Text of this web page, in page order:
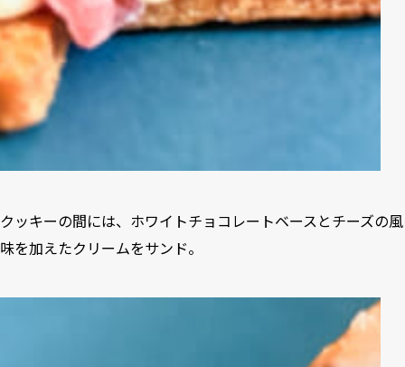
クッキーの間には、ホワイトチョコレートベースとチーズの風
味を加えたクリームをサンド。